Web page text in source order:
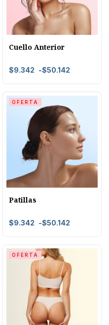
Cuello Anterior
$9.342 -$50.142
OFERTA
Patillas
$9.342 -$50.142
OFERTA